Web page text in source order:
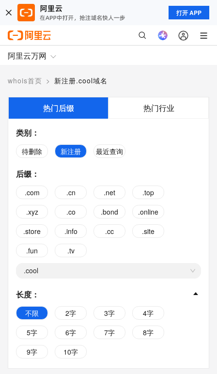
打开 APP
阿里云万网
whois首页 > 新注册.cool域名
热门后缀 热门行业
类别 ：
待删除 新注册 最近查询
后缀 ：
.com .cn .net
.top
.xyz
.co .bond
.online
.store
.info .cc
.site
.fun
.tv
.cool
长度 ：
不限 2字 3字
4字
5字
6字 7字
8字
9字
10字